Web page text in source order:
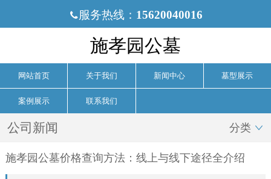
服务热线： 15620040016
施孝园公墓
网站首页 关于我们 新闻中心 墓型展示
案例展示 联系我们
公司新闻 分类 
施孝园公墓价格查询方法：线上与线下途径全介绍